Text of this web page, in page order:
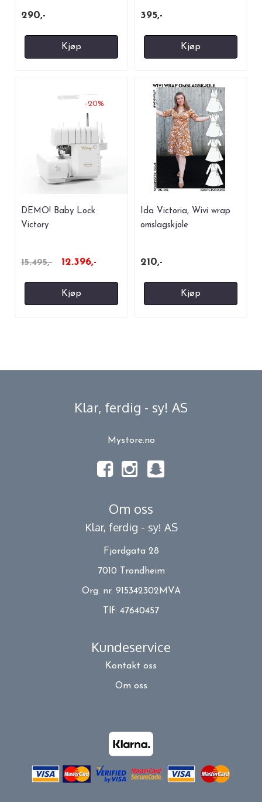
290,-
Kjøp
395,-
Kjøp
-20%
DEMO! Baby Lock
Victory
15.495,- 12.396,-
Kjøp
Ida Victoria, Wivi wrap
omslagskjole
210,-
Kjøp
Klar, ferdig - sy! AS
Mystore.no
Om oss
Klar, ferdig - sy! AS
Fjordgata 28
7010 Trondheim
Org. nr. 915342302MVA
Tlf: 47640457
Kundeservice
Kontakt oss
Om oss